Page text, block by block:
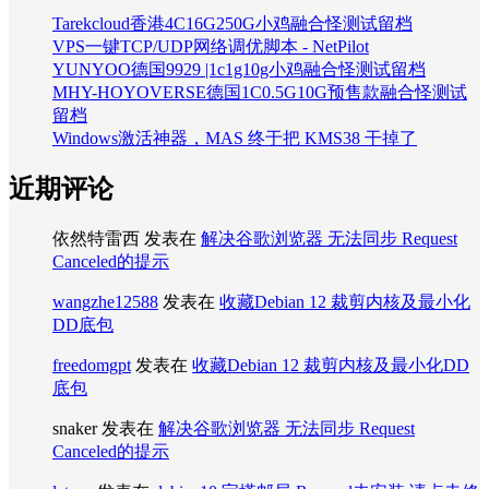
Tarekcloud香港4C16G250G小鸡融合怪测试留档
VPS一键TCP/UDP网络调优脚本 - NetPilot
YUNYOO德国9929 |1c1g10g小鸡融合怪测试留档
MHY-HOYOVERSE德国1C0.5G10G预售款融合怪测试
留档
Windows激活神器，MAS 终于把 KMS38 干掉了
近期评论
依然特雷西 发表在 解决谷歌浏览器 无法同步 Request
Canceled的提示
wangzhe12588 发表在 收藏Debian 12 裁剪内核及最小化
DD底包
freedomgpt 发表在 收藏Debian 12 裁剪内核及最小化DD
底包
snaker发表在 解决谷歌浏览器 无法同步 Request
Canceled的提示